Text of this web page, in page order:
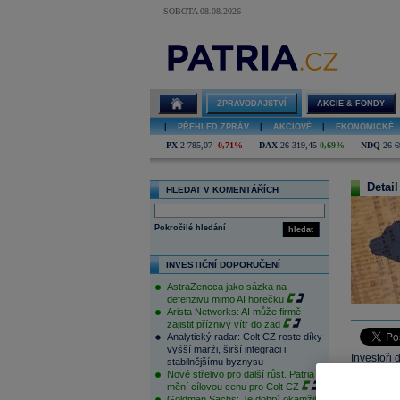
SOBOTA 08.08.2026
ZPRAVODAJSTVÍ AKCIE & FONDY
PŘEHLED ZPRÁV AKCIOVÉ EKONOMICKÉ
PX 2 785,07 -0,71% DAX 26 319,45 0,69% NDQ 26
HLEDAT V KOMENTÁŘÍCH
hledat
Pokročilé hledání
INVESTIČNÍ DOPORUČENÍ
AstraZeneca jako sázka na
defenzivu mimo AI horečku
Arista Networks: AI může firmě
zajistit příznivý vítr do zad
Analytický radar: Colt CZ roste díky
vyšší marži, širší integraci i
stabilnějšímu byznysu
Nové střelivo pro další růst. Patria
mění cílovou cenu pro Colt CZ
Investoři